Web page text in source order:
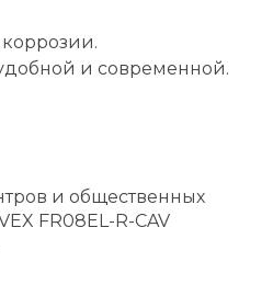
и современной.
и общественных
FR08EL-R-CAV